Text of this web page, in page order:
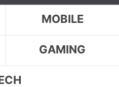
MOBILE
GAMING